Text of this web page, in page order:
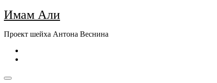
Перейти
к
Имам Али
Проект шейха Антона Веснина